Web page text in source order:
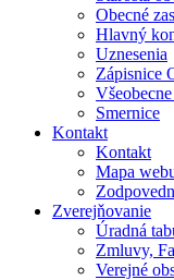
Obecné
Hlavný
Uznesenia
Zápisnice
Smernice
Kontakt
Kontakt
Mapa
Zverejňovanie
Úradná
Zmluvy,
Verejné